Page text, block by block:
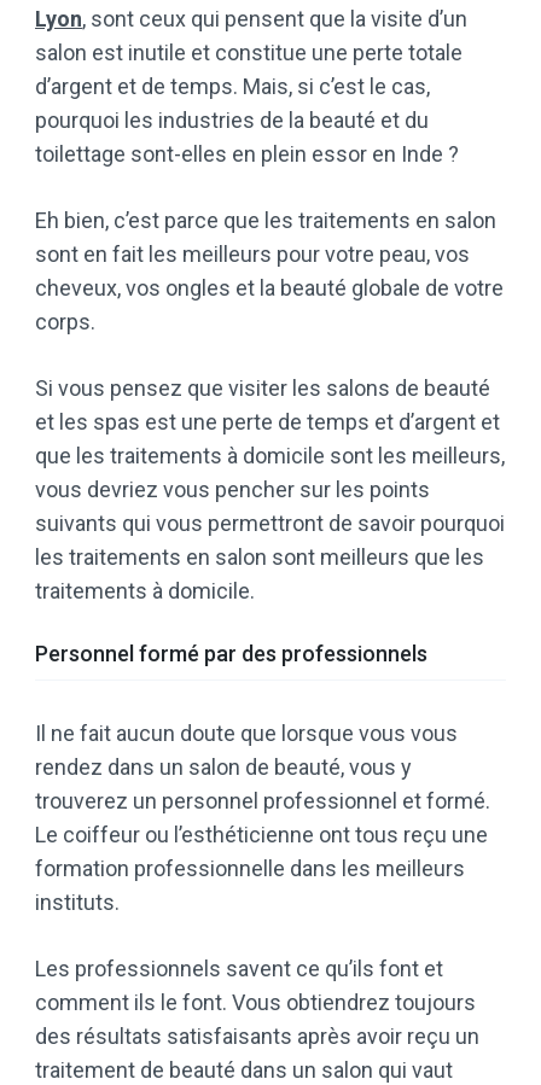
Lyon, sont ceux qui pensent que la visite d’un
salon est inutile et constitue une perte totale
d’argent et de temps. Mais, si c’est le cas,
pourquoi les industries de la beauté et du
toilettage sont-elles en plein essor en Inde ?
Eh bien, c’est parce que les traitements en salon
sont en fait les meilleurs pour votre peau, vos
cheveux, vos ongles et la beauté globale de votre
corps.
Si vous pensez que visiter les salons de beauté
et les spas est une perte de temps et d’argent et
que les traitements à domicile sont les meilleurs,
vous devriez vous pencher sur les points
suivants qui vous permettront de savoir pourquoi
les traitements en salon sont meilleurs que les
traitements à domicile.
Personnel formé par des professionnels
Il ne fait aucun doute que lorsque vous vous
rendez dans un salon de beauté, vous y
trouverez un personnel professionnel et formé.
Le coiffeur ou l’esthéticienne ont tous reçu une
formation professionnelle dans les meilleurs
instituts.
Les professionnels savent ce qu’ils font et
comment ils le font. Vous obtiendrez toujours
des résultats satisfaisants après avoir reçu un
traitement de beauté dans un salon qui vaut